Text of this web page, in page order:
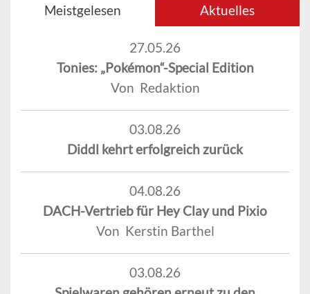
Meistgelesen Aktuelles
27.05.26
Tonies: „Pokémon“-Special Edition
Von Redaktion
03.08.26
Diddl kehrt erfolgreich zurück
04.08.26
DACH-Vertrieb für Hey Clay und Pixio
Von Kerstin Barthel
03.08.26